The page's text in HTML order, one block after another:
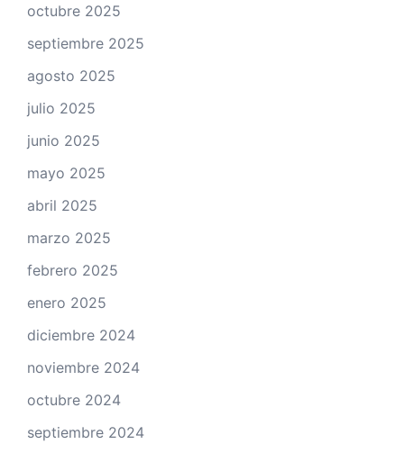
octubre 2025
septiembre 2025
agosto 2025
julio 2025
junio 2025
mayo 2025
abril 2025
marzo 2025
febrero 2025
enero 2025
diciembre 2024
noviembre 2024
octubre 2024
septiembre 2024